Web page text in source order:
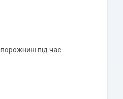
під час